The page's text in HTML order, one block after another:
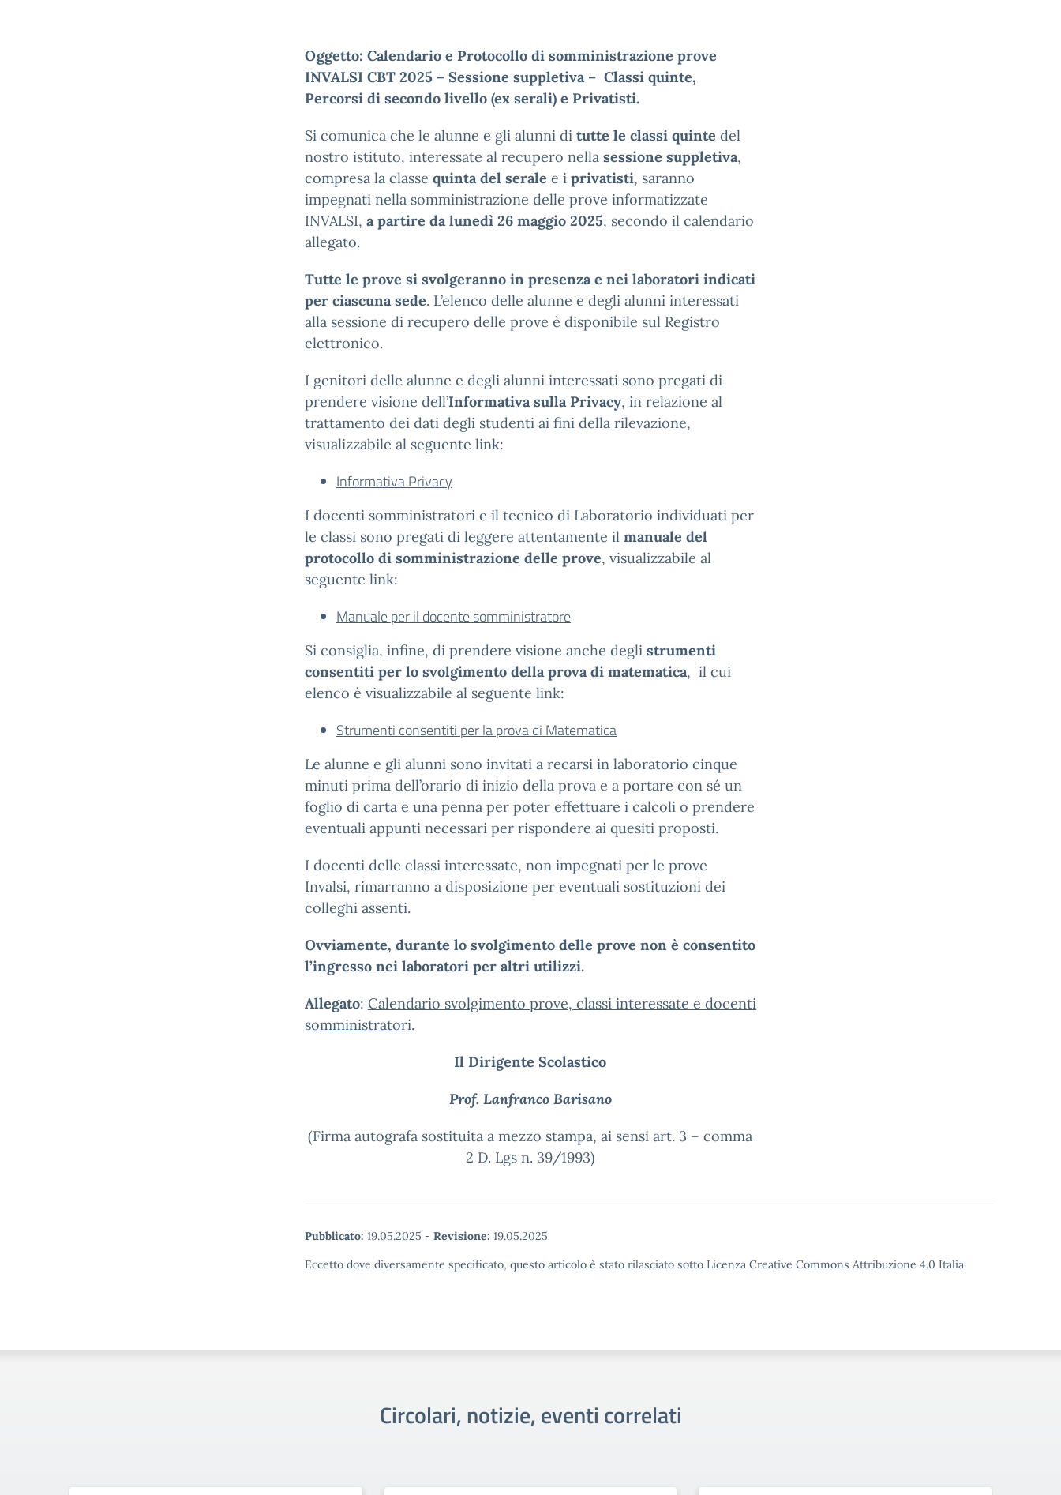
Oggetto: Calendario e Protocollo di somministrazione prove
INVALSI CBT 2025 – Sessione suppletiva – Classi quinte,
Percorsi di secondo livello (ex serali) e Privatisti.
Si comunica che le alunne e gli alunni di tutte le classi quinte del
nostro istituto, interessate al recupero nella sessione suppletiva,
compresa la classe quinta del serale e i privatisti, saranno
impegnati nella somministrazione delle prove informatizzate
INVALSI, a partire da lunedì 26 maggio 2025, secondo il calendario
allegato.
Tutte le prove si svolgeranno in presenza e nei laboratori indicati
per ciascuna sede. L’elenco delle alunne e degli alunni interessati
alla sessione di recupero delle prove è disponibile sul Registro
elettronico.
I genitori delle alunne e degli alunni interessati sono pregati di
prendere visione dell’Informativa sulla Privacy, in relazione al
trattamento dei dati degli studenti ai fini della rilevazione,
visualizzabile al seguente link:
Informativa Privacy
I docenti somministratori e il tecnico di Laboratorio individuati per
le classi sono pregati di leggere attentamente il manuale del
protocollo di somministrazione delle prove, visualizzabile al
seguente link:
Manuale per il docente somministratore
Si consiglia, infine, di prendere visione anche degli strumenti
consentiti per lo svolgimento della prova di matematica, il cui
elenco è visualizzabile al seguente link:
Strumenti consentiti per la prova di Matematica
Le alunne e gli alunni sono invitati a recarsi in laboratorio cinque
minuti prima dell’orario di inizio della prova e a portare con sé un
foglio di carta e una penna per poter effettuare i calcoli o prendere
eventuali appunti necessari per rispondere ai quesiti proposti.
I docenti delle classi interessate, non impegnati per le prove
Invalsi, rimarranno a disposizione per eventuali sostituzioni dei
colleghi assenti.
Ovviamente, durante lo svolgimento delle prove non è consentito
l’ingresso nei laboratori per altri utilizzi.
Allegato: Calendario svolgimento prove, classi interessate e docenti
somministratori.
Il Dirigente Scolastico
Prof. Lanfranco Barisano
(Firma autografa sostituita a mezzo stampa, ai sensi art. 3 – comma
2 D. Lgs n. 39/1993)
Pubblicato: 19.05.2025 - Revisione: 19.05.2025
Eccetto dove diversamente specificato, questo articolo è stato rilasciato sotto Licenza Creative Commons Attribuzione 4.0 Italia.
Circolari, notizie, eventi correlati